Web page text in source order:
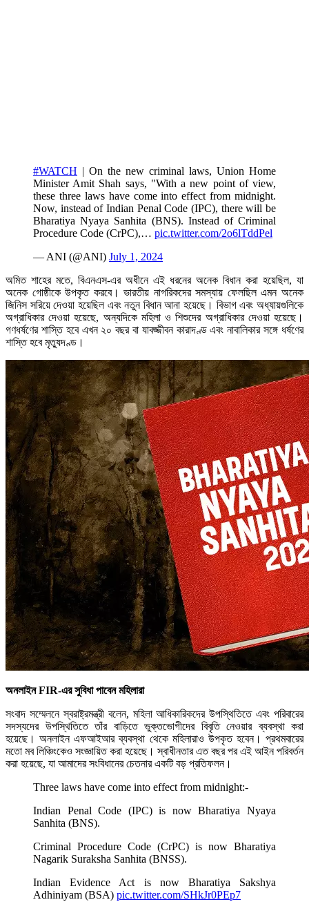
#WATCH | On the new criminal laws, Union Home
Minister Amit Shah says, "With a new point of view,
these three laws have come into effect from midnight.
Now, instead of Indian Penal Code (IPC), there will be
Bharatiya Nyaya Sanhita (BNS). Instead of Criminal
Procedure Code (CrPC),… pic.twitter.com/2o6lTddPel
— ANI (@ANI) July 1, 2024
অমিত শাহের মতে, বিএনএস-এর অধীনে এই ধরনের অনেক বিধান করা হয়েছিল, যা
অনেক গোষ্ঠীকে উপকৃত করবে। ভারতীয় নাগরিকদের সমস্যায় ফেলছিল এমন অনেক
জিনিস সরিয়ে দেওয়া হয়েছিল এবং নতুন বিধান আনা হয়েছে। বিভাগ এবং অধ্যায়গুলিকে
অগ্রাধিকার দেওয়া হয়েছে, অন্যদিকে মহিলা ও শিশুদের অগ্রাধিকার দেওয়া হয়েছে।
গণধর্ষণের শাস্তি হবে এখন ২০ বছর বা যাবজ্জীবন কারাদণ্ড এবং নাবালিকার সঙ্গে ধর্ষণের
শাস্তি হবে মৃত্যুদণ্ড।
অনলাইন FIR-এর সুবিধা পাবেন মহিলারা
সংবাদ সম্মেলনে স্বরাষ্ট্রমন্ত্রী বলেন, মহিলা আধিকারিকদের উপস্থিতিতে এবং পরিবারের
সদস্যদের উপস্থিতিতে তাঁর বাড়িতে ভুক্তভোগীদের বিবৃতি নেওয়ার ব্যবস্থা করা
হয়েছে। অনলাইন এফআইআর ব্যবস্থা থেকে মহিলারাও উপকৃত হবেন। প্রথমবারের
মতো মব লিঞ্চিংকেও সংজ্ঞায়িত করা হয়েছে। স্বাধীনতার এত বছর পর এই আইন পরিবর্তন
করা হয়েছে, যা আমাদের সংবিধানের চেতনার একটি বড় প্রতিফলন।
Three laws have come into effect from midnight:-
Indian Penal Code (IPC) is now Bharatiya Nyaya
Sanhita (BNS).
Criminal Procedure Code (CrPC) is now Bharatiya
Nagarik Suraksha Sanhita (BNSS).
Indian Evidence Act is now Bharatiya Sakshya
Adhiniyam (BSA) pic.twitter.com/SHkJr0PEp7